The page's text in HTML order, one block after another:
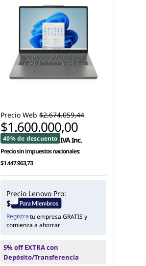
Precio Web $2.674.059,44
$1.600.000,00
40% de descuento IVA Inc.
Precio sin impuestos nacionales:
$1.447.963,73
Precio Lenovo Pro:
Registratu empresa GRATIS y
comienza a ahorrar
5% off EXTRA con
Depósito/Transferencia